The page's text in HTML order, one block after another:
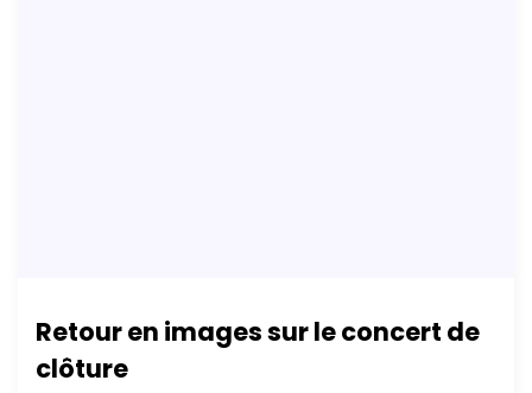
Retour en images sur le concert de
clôture